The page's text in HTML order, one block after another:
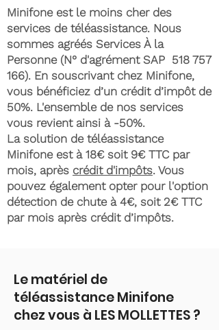
Minifone est le moins cher des
services de téléassistance. Nous
sommes agréés Services À la
Personne (N° d'agrément SAP 518 757
166). En souscrivant chez Minifone,
vous bénéficiez d’un crédit d’impôt de
50%. L'ensemble de nos services
vous revient ainsi à -50%.
La solution de téléassistance
Minifone est à 18€ soit 9€ TTC par
mois, après crédit d'impôts. Vous
pouvez également opter pour l'option
détection de chute à 4€, soit 2€ TTC
par mois après crédit d’impôts.
Le matériel de
téléassistance Minifone
chez vous à LES MOLLETTES ?